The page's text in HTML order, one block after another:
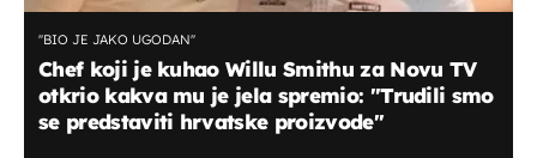
''BIO JE JAKO UGODAN''
Chef koji je kuhao Willu Smithu za Novu TV
otkrio kakva mu je jela spremio: ''Trudili smo
se predstaviti hrvatske proizvode''